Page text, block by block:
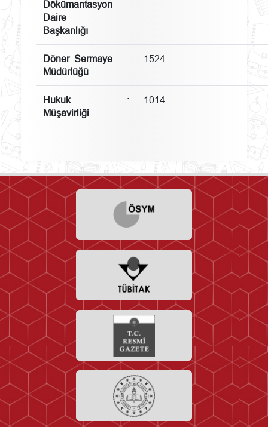
Dökümantasyon
Daire
Başkanlığı
Döner Sermaye
Müdürlüğü
: 1524
Hukuk
Müşavirliği
: 1014